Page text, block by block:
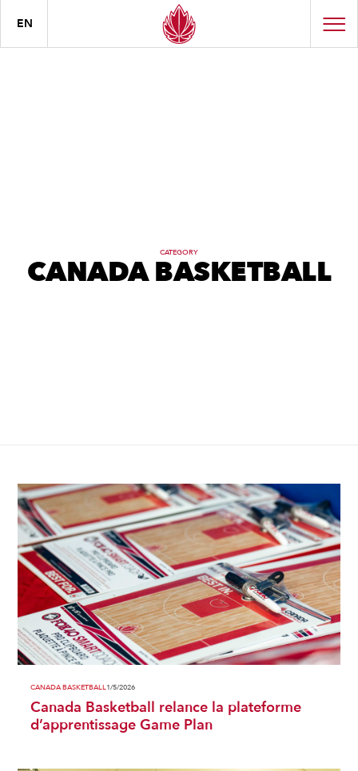
EN
CATEGORY
CANADA BASKETBALL
CANADA BASKETBALL1/5/2026
Canada Basketball relance la plateforme
d’apprentissage Game Plan